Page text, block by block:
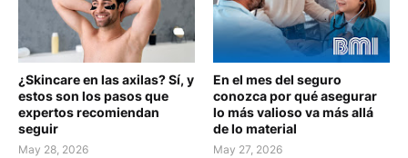
¿Skincare en las axilas? Sí, y
estos son los pasos que
expertos recomiendan
seguir
May 28, 2026
En el mes del seguro
conozca por qué asegurar
lo más valioso va más allá
de lo material
May 27, 2026